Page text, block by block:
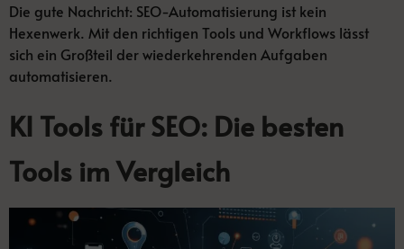
Die gute Nachricht: SEO-Automatisierung ist kein
Hexenwerk. Mit den richtigen Tools und Workflows lässt
sich ein Großteil der wiederkehrenden Aufgaben
automatisieren.
KI Tools für SEO: Die besten
Tools im Vergleich